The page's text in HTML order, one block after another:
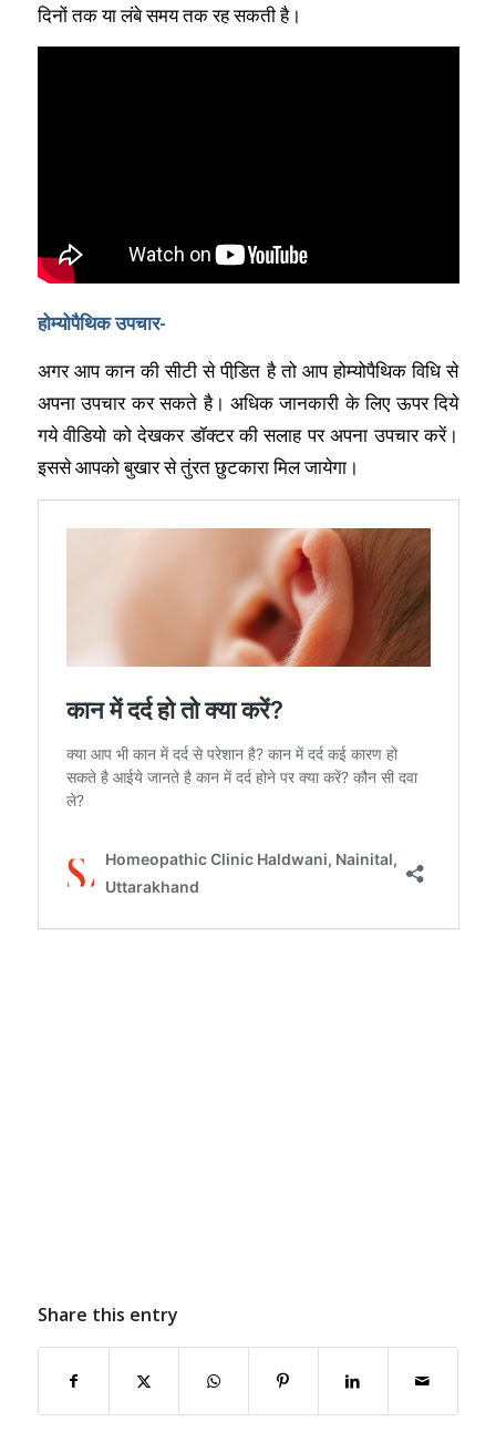
दिनों तक या लंबे समय तक रह सकती है।
होम्योपैथिक उपचार-
अगर आप कान की सीटी से पीडि़त है तो आप होम्योपैथिक विधि से
अपना उपचार कर सकते है। अधिक जानकारी के लिए ऊपर दिये
गये वीडियो को देखकर डॉक्टर की सलाह पर अपना उपचार करें।
इससे आपको बुखार से तुंरत छुटकारा मिल जायेगा।
Share this entry